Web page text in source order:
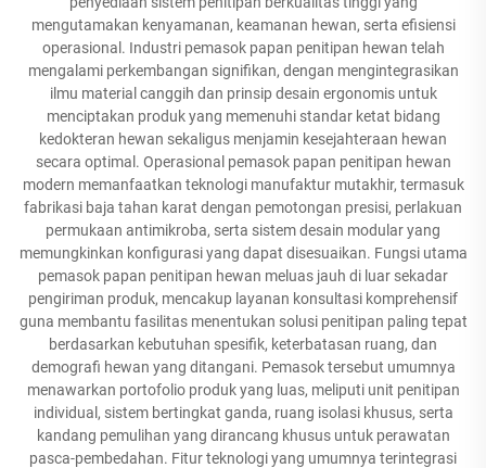
mengutamakan kenyamanan, keamanan hewan, serta efisiensi
operasional. Industri pemasok papan penitipan hewan telah
mengalami perkembangan signifikan, dengan mengintegrasikan
ilmu material canggih dan prinsip desain ergonomis untuk
menciptakan produk yang memenuhi standar ketat bidang
kedokteran hewan sekaligus menjamin kesejahteraan hewan
secara optimal. Operasional pemasok papan penitipan hewan
modern memanfaatkan teknologi manufaktur mutakhir, termasuk
fabrikasi baja tahan karat dengan pemotongan presisi, perlakuan
permukaan antimikroba, serta sistem desain modular yang
memungkinkan konfigurasi yang dapat disesuaikan. Fungsi utama
pemasok papan penitipan hewan meluas jauh di luar sekadar
pengiriman produk, mencakup layanan konsultasi komprehensif
guna membantu fasilitas menentukan solusi penitipan paling tepat
berdasarkan kebutuhan spesifik, keterbatasan ruang, dan
demografi hewan yang ditangani. Pemasok tersebut umumnya
menawarkan portofolio produk yang luas, meliputi unit penitipan
individual, sistem bertingkat ganda, ruang isolasi khusus, serta
kandang pemulihan yang dirancang khusus untuk perawatan
pasca-pembedahan. Fitur teknologi yang umumnya terintegrasi